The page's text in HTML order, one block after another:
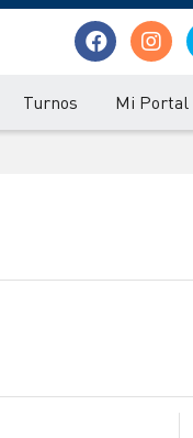
Turnos Mi Portal